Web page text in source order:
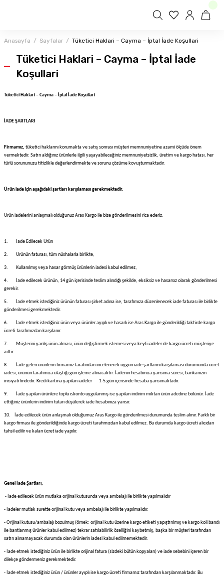
Anasayfa Sayfalar Tüketici Haklari – Cayma – İptal İade Koşullari
Tüketici Haklari – Cayma – İptal İade
Koşullari
Tüketici Haklari – Cayma – İptal İade Koşullari
İADE ŞARTLARI
Firmamız, tüketici haklarını korumakta ve satış sonrası müşteri memnuniyetine azami ölçüde önem
vermektedir. Satın aldığınız ürünlerle ilgili yaşayabileceğiniz memnuniyetsizlik, üretim ve kargo hatası, her
türlü sorununuzu titizlikle değerlendirmekte ve sorunu çözüme kovuşturmaktadır.
Ürün iade için aşağıdaki şartları karşılaması gerekmektedir.
Ürün iadelerini anlaşmalı olduğunuz Aras Kargo ile bize gönderilmesini rica ederiz.
1. İade Edilecek Ürün
2. Ürünün faturası, tüm nüshalarla birlikte,
3. Kullanılmış veya hasar görmüş ürünlerin iadesi kabul edilmez,
4.
İade edilecek ürünün, 14 gün içerisinde teslim alındığı şekilde, eksiksiz ve hasarsız olarak gönderilmesi
gerekir.
5.
İade etmek istediğiniz ürünün faturası şirket adına ise, tarafımıza düzenlenecek iade faturası ile birlikte
gönderilmesi gerekmektedir.
6.
İade etmek istediğiniz ürün veya ürünler ayıplı ve hasarlı ise Aras Kargo ile gönderildiği taktirde kargo
ücreti tarafımızdan karşılanır.
7.
Müşterini yanlış ürün alması, ürün değiştirmek istemesi veya keyfi iadeler de kargo ücreti müşteriye
aittir.
8.
İade gelen ürünlerin firmamız tarafından incelenerek uygun iade şartlarını karşılaması durumunda ücret
iadesi, ürünün tarafımıza ulaştığı gün işleme alınacaktır. İadenin hesabınıza yansıma süresi, bankanızın
inisiyatifindedir. Kredi kartına yapılan iadeler 1-5 gün içerisinde hesaba yansımaktadır.
9.
İade yapılan ürünlere toplu ıskonto uygulanmış ise yapılan indirim miktarı ürün adedine bölünür. İade
ettiğiniz ürünlerin indirim tutarı düşülerek iade hesabınıza yansır.
10.
İade edilecek ürün anlaşmalı olduğumuz Aras Kargo ile gönderilmesi durumunda teslim alınır. Farklı bir
kargo firması ile gönderildiğinde kargo ücreti tarafımızdan kabul edilmez. Bu durumda kargo ücreti alıcıdan
tahsil edilir ve kalan ücret iade yapılır.
Genel İade Şartları,
- İade edilecek ürün mutlaka orijinal kutusunda veya ambalajı ile birlikte yapılmalıdır
- İadeler mutlak surette orijinal kutu veya ambalajı ile birlikte yapılmalıdır.
- Orijinal kutusu/ambalajı bozulmuş (örnek: orijinal kutu üzerine kargo etiketi yapıştırılmış ve kargo koli bandı
ile bantlanmış ürünler kabul edilmez) tekrar satılabilirlik özelliğini kaybetmiş, başka bir müşteri tarafından
satın alınamayacak durumda olan ürünlerin iadesi kabul edilmemektedir.
- İade etmek istediğiniz ürün ile birlikte orijinal fatura (sizdeki bütün kopyaları) ve iade sebebini içeren bir
dilekçe göndermeniz gerekmektedir.
- İade etmek istediğiniz ürün / ürünler ayıplı ise kargo ücreti firmamız tarafından karşılanmaktadır. Bu